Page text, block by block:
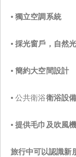
•獨立空調系統
•採光窗戶，自然
•簡約大空間設計
• 公共衛浴衛浴設
•提供毛巾及吹風
旅行中可以認識新